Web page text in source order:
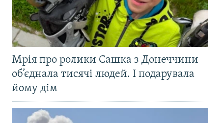
Мрія про ролики Сашка з Донеччини
об’єднала тисячі людей. І подарувала
йому дім